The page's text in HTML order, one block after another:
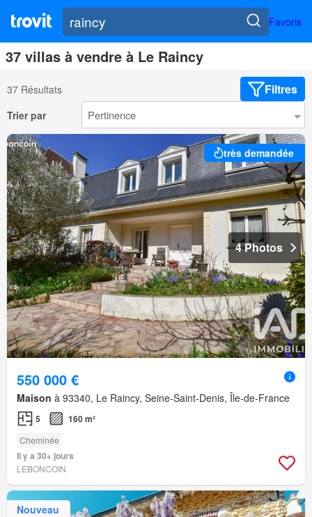
Favoris
37 villas à vendre à Le Raincy
37 Résultats Filtres
Trier par
très demandée
4 Photos
550 000 €
Maison à 93340, Le Raincy, Seine-Saint-Denis, Île-de-France
5 160 m²
Cheminée
Il y a 30+ jours
LEBONCOIN
Nouveau